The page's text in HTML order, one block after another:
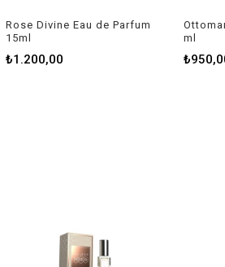
Rose Divine Eau de Parfum
15ml
₺1.200,00
ml